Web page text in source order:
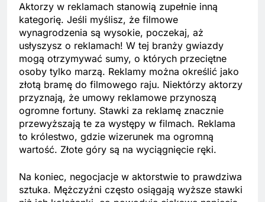
Aktorzy w reklamach stanowią zupełnie inną
kategorię. Jeśli myślisz, że filmowe
wynagrodzenia są wysokie, poczekaj, aż
usłyszysz o reklamach! W tej branży gwiazdy
mogą otrzymywać sumy, o których przeciętne
osoby tylko marzą. Reklamy można określić jako
złotą bramę do filmowego raju. Niektórzy aktorzy
przyznają, że umowy reklamowe przynoszą
ogromne fortuny. Stawki za reklamę znacznie
przewyższają te za występy w filmach. Reklama
to królestwo, gdzie wizerunek ma ogromną
wartość. Złote góry są na wyciągnięcie ręki.
Na koniec, negocjacje w aktorstwie to prawdziwa
sztuka. Mężczyźni często osiągają wyższe stawki